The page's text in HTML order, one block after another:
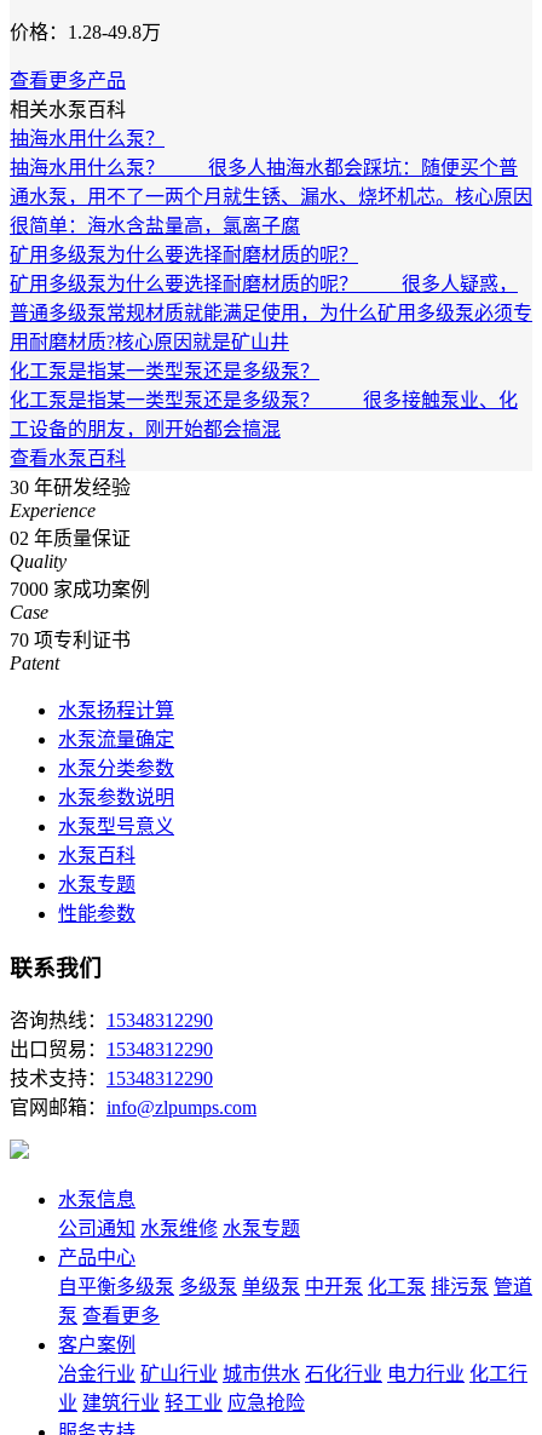
价格：1.28-49.8万
查看更多产品
相关水泵百科
抽海水用什么泵？
抽海水用什么泵？ 很多人抽海水都会踩坑：随便买个普
通水泵，用不了一两个月就生锈、漏水、烧坏机芯。核心原因
很简单：海水含盐量高，氯离子腐
矿用多级泵为什么要选择耐磨材质的呢？
矿用多级泵为什么要选择耐磨材质的呢？ 很多人疑惑，
普通多级泵常规材质就能满足使用，为什么矿用多级泵必须专
用耐磨材质?核心原因就是矿山井
化工泵是指某一类型泵还是多级泵？
化工泵是指某一类型泵还是多级泵？ 很多接触泵业、化
工设备的朋友，刚开始都会搞混
查看水泵百科
30 年研发经验
Experience
02 年质量保证
Quality
7000 家成功案例
Case
70 项专利证书
Patent
水泵扬程计算
水泵流量确定
水泵分类参数
水泵参数说明
水泵型号意义
水泵百科
水泵专题
性能参数
联系我们
咨询热线： 15348312290
出口贸易： 15348312290
技术支持： 15348312290
官网邮箱： info@zlpumps.com
水泵信息
公司通知 水泵维修 水泵专题
产品中心
自平衡多级泵 多级泵 单级泵 中开泵 化工泵 排污泵 管道
泵 查看更多
客户案例
冶金行业 矿山行业 城市供水 石化行业 电力行业 化工行
业 建筑行业 轻工业 应急抢险